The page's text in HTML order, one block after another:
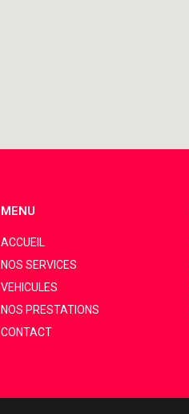
MENU
ACCUEIL
NOS SERVICES
VEHICULES
NOS PRESTATIONS
CONTACT